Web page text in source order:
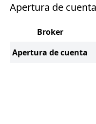
Apertura de cuenta
Broker
Apertura de cuenta